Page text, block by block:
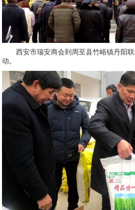
西安市瑞安商会到周至县竹峪镇丹阳
动。